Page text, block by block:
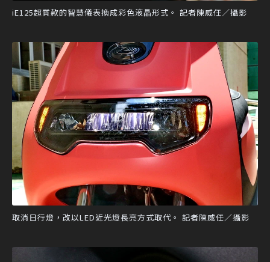
iE125超質款的智慧儀表換成彩色液晶形式。 記者陳威任／攝影
取消日行燈，改以LED近光燈長亮方式取代。 記者陳威任／攝影